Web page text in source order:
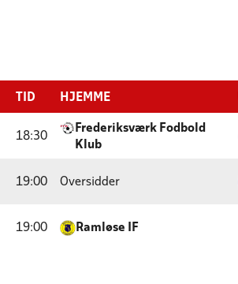
TID HJEMME
18:30
Frederiksværk Fodbold
Klub
19:00 Oversidder
19:00 Ramløse IF